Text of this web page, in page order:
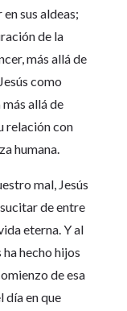
sus aldeas;
de la
más allá de
como
allá de
relación con
humana.
mal, Jesús
de entre
eterna. Y al
hecho hijos
de esa
día en que